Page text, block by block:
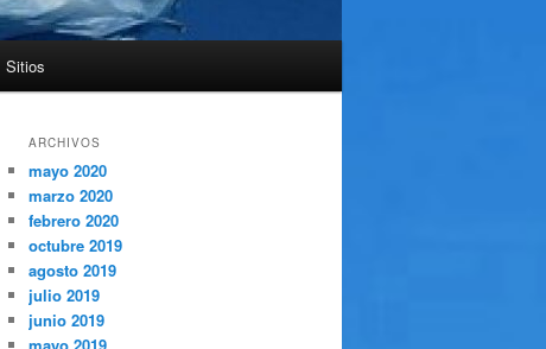
Sitios
ARCHIVOS
mayo 2020
marzo 2020
febrero 2020
octubre 2019
agosto 2019
julio 2019
junio 2019